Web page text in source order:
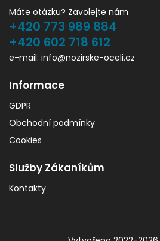
Máte otázku? Zavolejte nám
+420 773 989 884
+420 602 718 612
e-mail: info@nozirske-oceli.cz
Informace
GDPR
Obchodní podmínky
Cookies
Služby Zákaníkům
Kontakty